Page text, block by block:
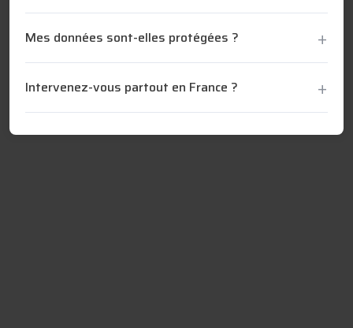
Mes données sont-elles protégées ?
Intervenez-vous partout en France ?